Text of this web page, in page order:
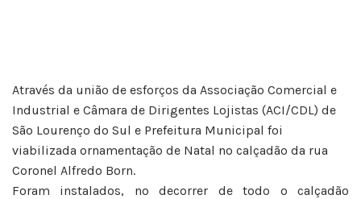
Através da união de esforços da Associação Comercial e
Industrial e Câmara de Dirigentes Lojistas (ACI/CDL) de
São Lourenço do Sul e Prefeitura Municipal foi
viabilizada ornamentação de Natal no calçadão da rua
Coronel Alfredo Born.
Foram instalados, no decorrer de todo o calçadão